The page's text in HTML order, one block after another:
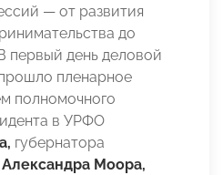
— от развития
до
первый день деловой
пленарное
полномочного
в УРФО
губернатора
Александра Моора,